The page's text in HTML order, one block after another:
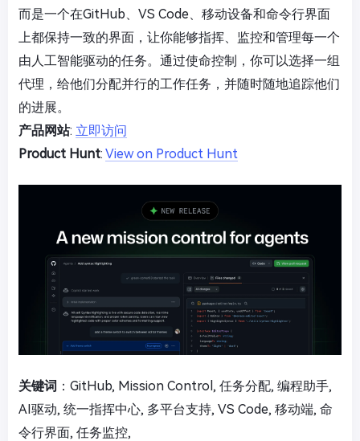
而是一个在GitHub、VS Code、移动设备和命令行界面
上都保持一致的界面，让你能够指挥、监控和管理每一个
由人工智能驱动的任务。通过使命控制，你可以选择一组
代理，给他们分配并行的工作任务，并随时随地追踪他们
的进展。
产品网站: 立即访问
Product Hunt: View on Product Hunt
关键词 ：GitHub, Mission Control, 任务分配, 编程助手,
AI驱动, 统一指挥中心, 多平台支持, VS Code, 移动端, 命
令行界面, 任务监控,